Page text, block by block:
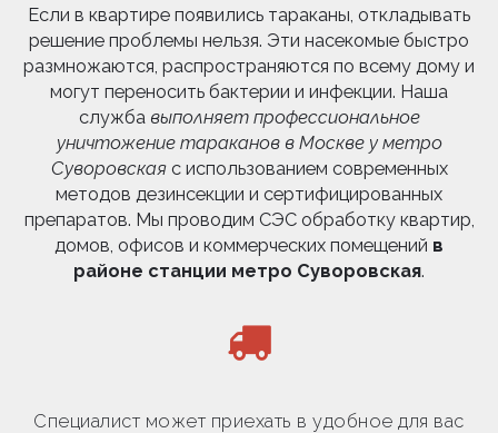
Если в квартире появились тараканы, откладывать
решение проблемы нельзя. Эти насекомые быстро
размножаются, распространяются по всему дому и
могут переносить бактерии и инфекции. Наша
служба выполняет профессиональное
уничтожение тараканов в Москве у метро
Суворовскаяс использованием современных
методов дезинсекции и сертифицированных
препаратов. Мы проводим СЭС обработку квартир,
домов, офисов и коммерческих помещений в
районе станции метро Суворовская.
Специалист может приехать в удобное для вас